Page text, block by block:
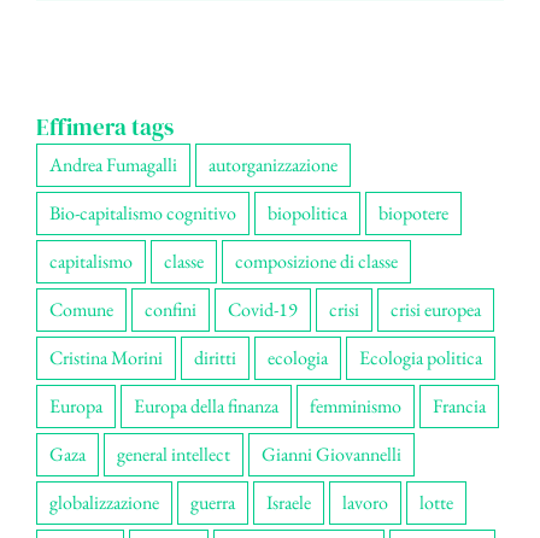
Effimera tags
Andrea Fumagalli
autorganizzazione
Bio-capitalismo cognitivo
biopolitica
biopotere
capitalismo
classe
composizione di classe
Comune
confini Covid-19 crisi
crisi europea
Cristina Morini
diritti ecologia
Ecologia politica
Europa
Europa della finanza femminismo
Francia
Gaza
general intellect
Gianni Giovannelli
globalizzazione
guerra Israele lavoro
lotte